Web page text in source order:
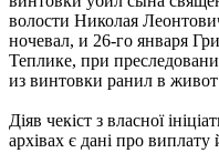
волости Николая
ночевал, и 26-го января
Теплике, при
из винтовки ранил в
Діяв чекіст з власної
архівах є дані про